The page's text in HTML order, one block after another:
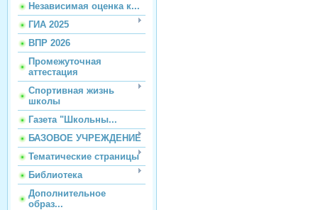
Независимая оценка к...
ГИА 2025
ВПР 2026
Промежуточная
аттестация
Спортивная жизнь
школы
Газета "Школьны...
БАЗОВОЕ УЧРЕЖДЕНИЕ
Тематические страницы
Библиотека
Дополнительное
образ...